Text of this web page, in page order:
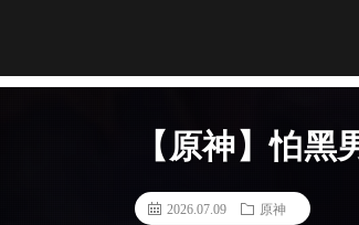
【原神】怕
2026.07.09 原神